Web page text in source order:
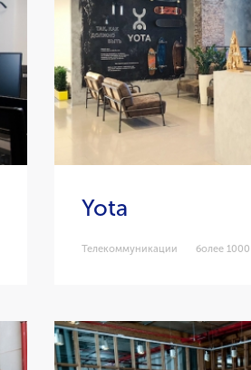
Yota
Телекоммуникации более 1000